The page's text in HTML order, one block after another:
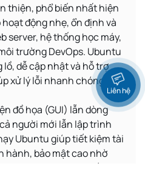
thiện, phổ biến nhất hiện
động nhẹ, ổn định và
server, hệ thống học máy,
trường DevOps. Ubuntu
dễ cập nhật và hỗ trợ
xử lý lỗi nhanh chóng.
đồ họa (GUI) lẫn dòng
người mới lẫn lập trình
Ubuntu giúp tiết kiệm tài
hành, bảo mật cao nhờ
là lựa chọn phổ biến
Liên hệ